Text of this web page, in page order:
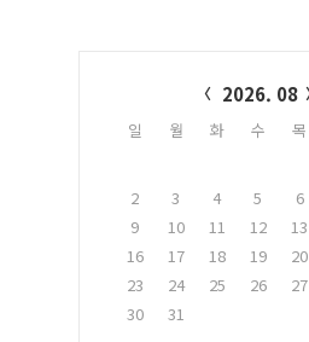
2026. 08
일 월 화 수 목
2
3 4 5 6
9
10 11 12 13
16
17 18 19 20
23
24 25 26 27
30
31